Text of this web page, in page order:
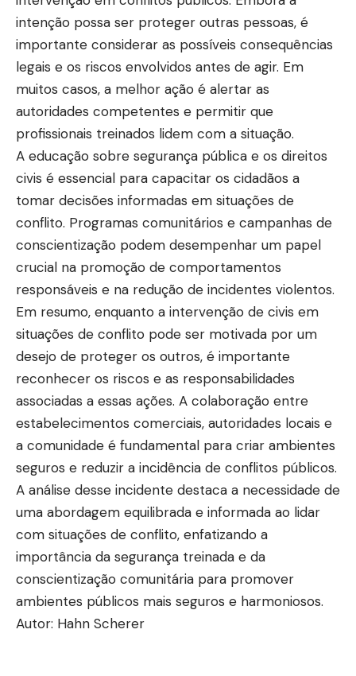
intenção possa ser proteger outras pessoas, é
importante considerar as possíveis consequências
legais e os riscos envolvidos antes de agir. Em
muitos casos, a melhor ação é alertar as
autoridades competentes e permitir que
profissionais treinados lidem com a situação.
A educação sobre segurança pública e os direitos
civis é essencial para capacitar os cidadãos a
tomar decisões informadas em situações de
conflito. Programas comunitários e campanhas de
conscientização podem desempenhar um papel
crucial na promoção de comportamentos
responsáveis e na redução de incidentes violentos.
Em resumo, enquanto a intervenção de civis em
situações de conflito pode ser motivada por um
desejo de proteger os outros, é importante
reconhecer os riscos e as responsabilidades
associadas a essas ações. A colaboração entre
estabelecimentos comerciais, autoridades locais e
a comunidade é fundamental para criar ambientes
seguros e reduzir a incidência de conflitos públicos.
A análise desse incidente destaca a necessidade de
uma abordagem equilibrada e informada ao lidar
com situações de conflito, enfatizando a
importância da segurança treinada e da
conscientização comunitária para promover
ambientes públicos mais seguros e harmoniosos.
Autor: Hahn Scherer